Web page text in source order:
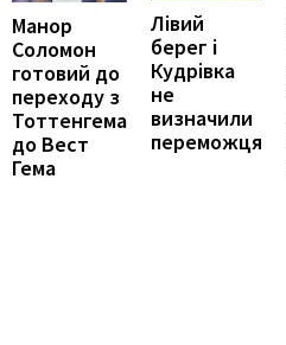
Манор
Соломон
готовий до
переходу з
Тоттенгема
до Вест
Гема
Лівий
берег і
Кудрівка
не
визначили
переможця